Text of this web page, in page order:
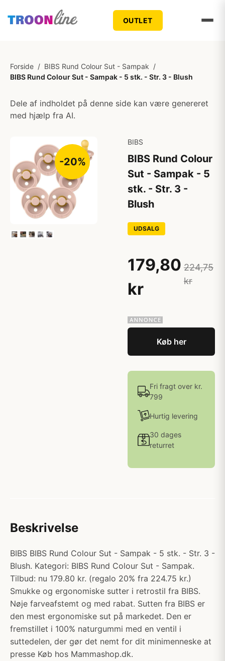
OUTLET
Forside / BIBS Rund Colour Sut - Sampak /
BIBS Rund Colour Sut - Sampak - 5 stk. - Str. 3 - Blush
Dele af indholdet på denne side kan være genereret
med hjælp fra AI.
-20%
BIBS
BIBS Rund Colour
Sut - Sampak - 5
stk. - Str. 3 -
Blush
UDSALG
179,80
kr
224,75
kr
Køb her
Fri fragt over kr.
799
Hurtig levering
30 dages
returret
Beskrivelse
BIBS BIBS Rund Colour Sut - Sampak - 5 stk. - Str. 3 -
Blush. Kategori: BIBS Rund Colour Sut - Sampak.
Tilbud: nu 179.80 kr. (regalo 20% fra 224.75 kr.)
Smukke og ergonomiske sutter i retrostil fra BIBS.
Nøje farveafstemt og med rabat. Sutten fra BIBS er
den mest ergonomiske sut på markedet. Den er
fremstillet i 100% naturgummi med en ventil i
suttedelen, der gør det nemt for dit minimenneske at
presse Køb hos Mammashop.dk.